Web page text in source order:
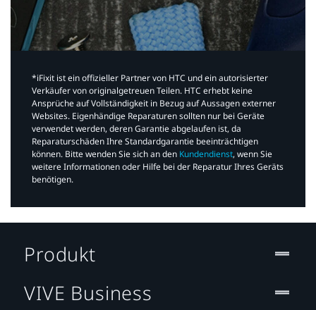
*iFixit ist ein offizieller Partner von HTC und ein autorisierter
Verkäufer von originalgetreuen Teilen. HTC erhebt keine
Ansprüche auf Vollständigkeit in Bezug auf Aussagen externer
Websites. Eigenhändige Reparaturen sollten nur bei Geräte
verwendet werden, deren Garantie abgelaufen ist, da
Reparaturschäden Ihre Standardgarantie beeinträchtigen
können. Bitte wenden Sie sich an den Kundendienst, wenn Sie
weitere Informationen oder Hilfe bei der Reparatur Ihres Geräts
benötigen.​
Produkt
VIVE Business